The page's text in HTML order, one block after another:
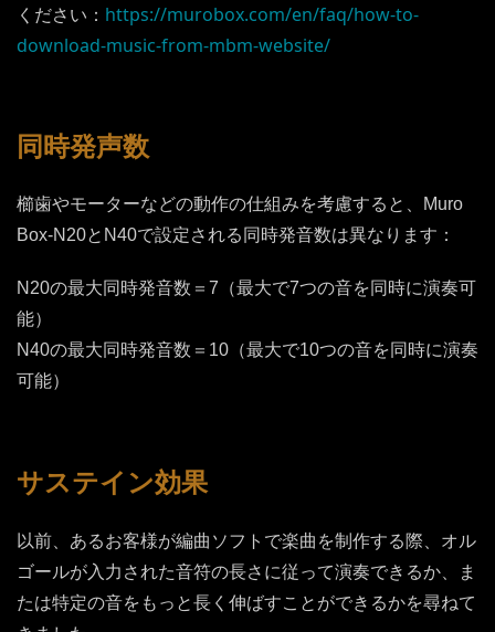
ください： https://murobox.com/en/faq/how-to-
download-music-from-mbm-website/
同時発声数
櫛歯やモーターなどの動作の仕組みを考慮すると、Muro
Box-N20とN40で設定される同時発音数は異なります：
N20の最大同時発音数＝7（最大で7つの音を同時に演奏可
能）
N40の最大同時発音数＝10（最大で10つの音を同時に演奏
可能）
サステイン効果
以前、あるお客様が編曲ソフトで楽曲を制作する際、オル
ゴールが入力された音符の長さに従って演奏できるか、ま
たは特定の音をもっと長く伸ばすことができるかを尋ねて